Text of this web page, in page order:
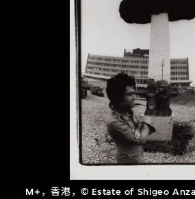
M+，香港，© Estate of Shigeo
关于M+藏品
探索世界顶级的二十及二
文化藏品。